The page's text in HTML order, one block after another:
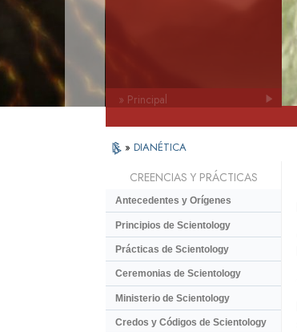
» Principal
» DIANÉTICA
CREENCIAS Y PRÁCTICAS
Antecedentes y Orígenes
Principios de Scientology
Prácticas de Scientology
Ceremonias de Scientology
Ministerio de Scientology
Credos y Códigos de Scientology